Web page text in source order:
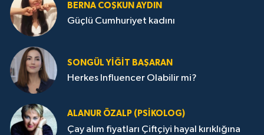
BERNA COŞKUN AYDIN
Güçlü Cumhuriyet kadını
SONGÜL YIĞIT BAŞARAN
Herkes Influencer Olabilir mi?
ALANUR ÖZALP (PSIKOLOG)
Çay alım fiyatları Çiftçiyi hayal kırıklığına